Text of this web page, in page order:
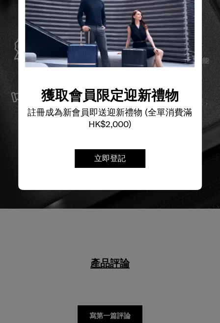
獲取會員限定迎新禮物
註冊成為新會員即送迎新禮物 (全單消費滿
HK$2,000)
立即登記
全球保修
Samsonite承諾提供全球保修服務，確保您的旅行裝備能
夠長久伴隨您身邊。
我們以最優質的物料製造產品，並提供可靠的服務支援，
確保無論任何情況，您的旅程始終領先一步。
寫第一篇評論